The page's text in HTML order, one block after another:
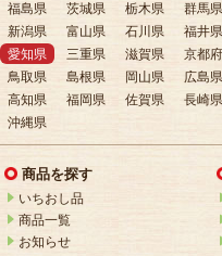
福島県
茨城県 栃木県 群馬県
新潟県
富山県 石川県 福井県
愛知県
三重県 滋賀県 京都府
鳥取県
島根県 岡山県 広島県
高知県
福岡県 佐賀県 長崎県
沖縄県
商品を探す
いちおし品
商品一覧
お知らせ